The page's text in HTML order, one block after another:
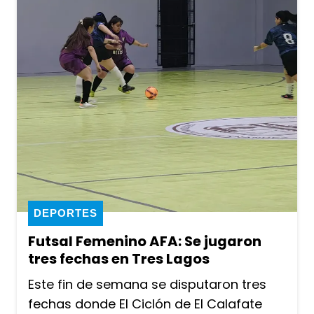
Futsal Femenino AFA: Se jugaron
tres fechas en Tres Lagos
DEPORTES
Este fin de semana se disputaron tres
fechas donde El Ciclón de El Calafate